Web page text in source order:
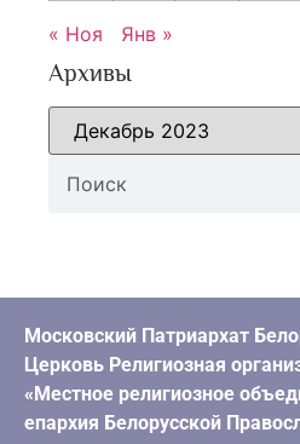
« Ноя Янв »
Архивы
Московский Патриархат
Церковь Религиозная
«Местное религиозное
епархия Белорусской